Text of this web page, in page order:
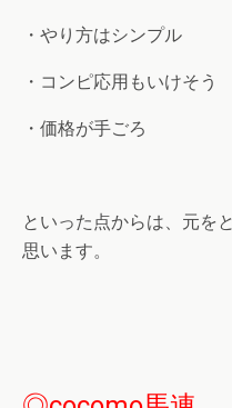
・やり方はシンプル
・コンピ応用もいけそう
・価格が手ごろ
といった点からは、元を
思います。